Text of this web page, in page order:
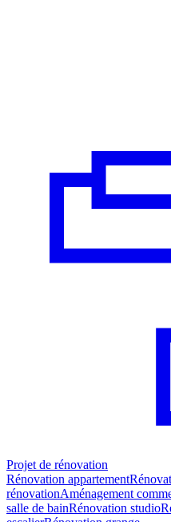
Projet de rénovation
Rénovation appartement
rénovationAménagement
salle de bainRénovation studio